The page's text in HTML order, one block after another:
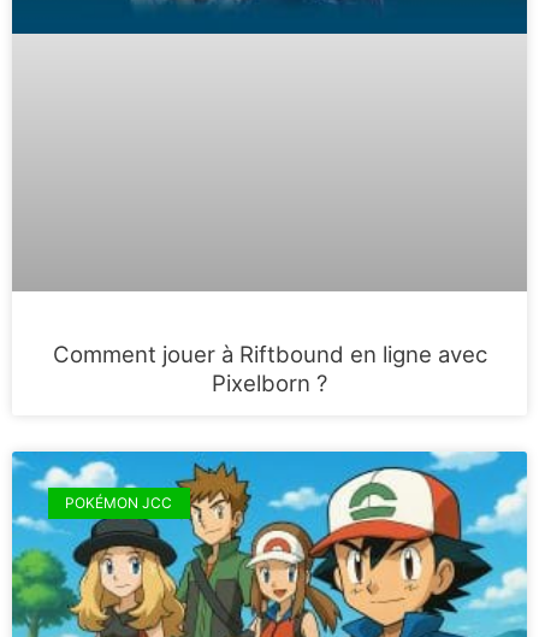
Comment jouer à Riftbound en ligne avec
Pixelborn ?
POKÉMON JCC